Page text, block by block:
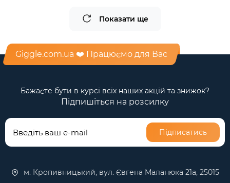
Показати ще
Giggle.com.ua ❤️ Працюємо для Вас
Бажаєте бути в курсі всіх наших акцій та знижок?
Підпишіться на розсилку
Підписатись
м. Кропивницький, вул. Євгена Маланюка 21а, 25015